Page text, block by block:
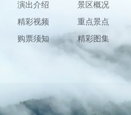
演出介绍
精彩视频
购票须知
景区概况
重点景点
精彩图集